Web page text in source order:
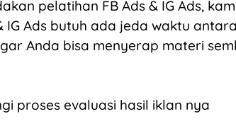
pelatihan FB Ads & IG Ads,
IG Ads butuh ada jeda waktu
Anda bisa menyerap materi
proses evaluasi hasil iklan nya